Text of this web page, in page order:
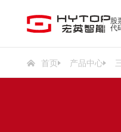
股
代
首页 产品中心